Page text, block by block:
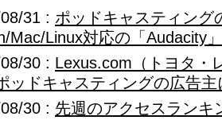
31 : ポッドキャスティング
Mac/Linux対応の「Audacity」
30 : Lexus.com（トヨタ・
ッドキャスティングの広告主
30 : 先週のアクセスランキ